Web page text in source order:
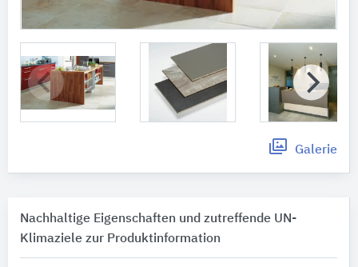
Galerie
Nachhaltige Eigenschaften und zutreffende UN-
Klimaziele zur Produktinformation